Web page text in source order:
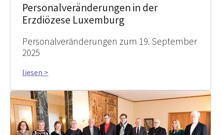
Personalveränderungen in der
Erzdiözese Luxemburg
Personalveränderungen zum 19. September
2025
liesen >